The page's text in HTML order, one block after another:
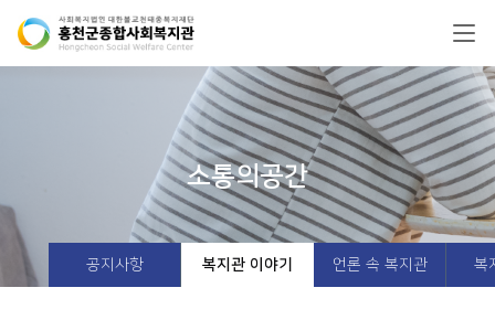
소통의공간
공지사항 복지관 이야기 언론 속 복지관 복